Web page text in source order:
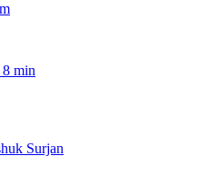
8 min
Surjan